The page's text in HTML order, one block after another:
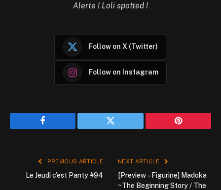
Alerte ! Loli spotted !
Follow on X (Twitter)
Follow on Instagram
Facebook Twitter Pinterest
PREVIOUS ARTICLE
Le Jeudi c’est Panty #94
NEXT ARTICLE
[Preview – Figurine] Madoka
~The Beginning Story / The